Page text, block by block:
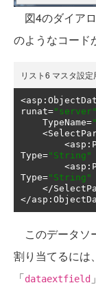
図4のダイア
のようなコード
リスト6 マスタ設
<asp :
runat="server"
    TypeName
=
<
<asp :
Type="String"
<asp :
Type="String"
</
</asp :
このデータソ
割り当てるには
「dataextfield